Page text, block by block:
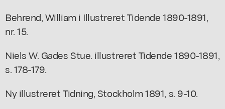
Behrend, William i Illustreret Tidende 1890-1891,
nr. 15.
Niels W. Gades Stue. illustreret Tidende 1890-1891,
s. 178-179.
Ny illustreret Tidning, Stockholm 1891, s. 9-10.